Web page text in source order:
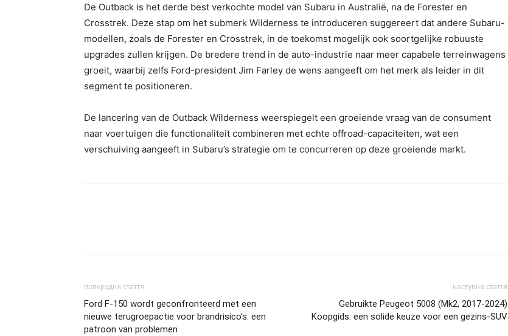
De Outback is het derde best verkochte model van Subaru in Australië, na de Forester en
Crosstrek. Deze stap om het submerk Wilderness te introduceren suggereert dat andere Subaru-
modellen, zoals de Forester en Crosstrek, in de toekomst mogelijk ook soortgelijke robuuste
upgrades zullen krijgen. De bredere trend in de auto-industrie naar meer capabele terreinwagens
groeit, waarbij zelfs Ford-president Jim Farley de wens aangeeft om het merk als leider in dit
segment te positioneren.
De lancering van de Outback Wilderness weerspiegelt een groeiende vraag van de consument
naar voertuigen die functionaliteit combineren met echte offroad-capaciteiten, wat een
verschuiving aangeeft in Subaru’s strategie om te concurreren op deze groeiende markt.
попередня стаття
Ford F-150 wordt geconfronteerd met een
nieuwe terugroepactie voor brandrisico’s: een
patroon van problemen
наступна стаття
Gebruikte Peugeot 5008 (Mk2, 2017-2024)
Koopgids: een solide keuze voor een gezins-SUV